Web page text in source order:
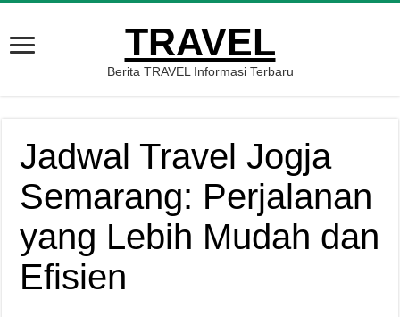
TRAVEL
Berita TRAVEL Informasi Terbaru
Jadwal Travel Jogja
Semarang: Perjalanan
yang Lebih Mudah dan
Efisien